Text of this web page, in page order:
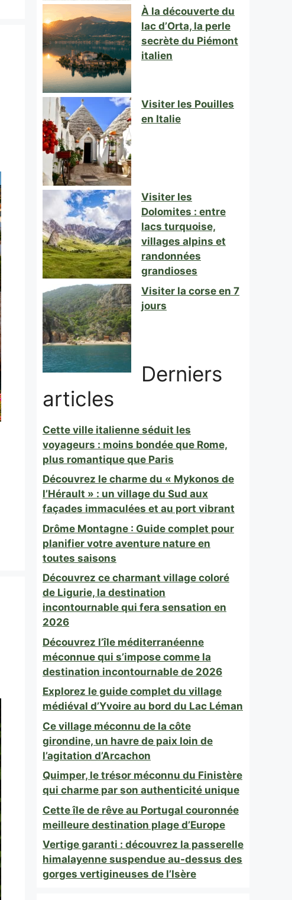
À la découverte du
lac d’Orta, la perle
secrète du Piémont
italien
Visiter les Pouilles
en Italie
Visiter les
Dolomites : entre
lacs turquoise,
villages alpins et
randonnées
grandioses
Visiter la corse en 7
jours
Derniers
articles
Cette ville italienne séduit les
voyageurs : moins bondée que Rome,
plus romantique que Paris
Découvrez le charme du « Mykonos de
l’Hérault » : un village du Sud aux
façades immaculées et au port vibrant
Drôme Montagne : Guide complet pour
planifier votre aventure nature en
toutes saisons
Découvrez ce charmant village coloré
de Ligurie, la destination
incontournable qui fera sensation en
2026
Découvrez l’île méditerranéenne
méconnue qui s’impose comme la
destination incontournable de 2026
Explorez le guide complet du village
médiéval d’Yvoire au bord du Lac Léman
Ce village méconnu de la côte
girondine, un havre de paix loin de
l’agitation d’Arcachon
Quimper, le trésor méconnu du Finistère
qui charme par son authenticité unique
Cette île de rêve au Portugal couronnée
meilleure destination plage d’Europe
Vertige garanti : découvrez la passerelle
himalayenne suspendue au-dessus des
gorges vertigineuses de l’Isère